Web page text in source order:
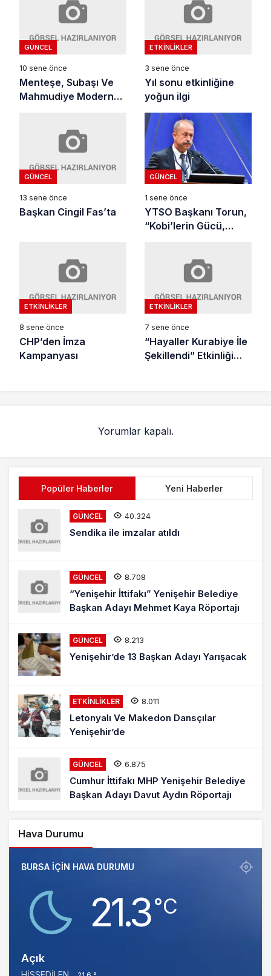
GÜNCEL
10 sene önce
Menteşe, Subaşı Ve
Mahmudiye Modern
ETKINLIKLER
3 sene önce
Yıl sonu etkinliğine
yoğun ilgi
GÜNCEL
13 sene önce
Başkan Cingil Fas’ta
GÜNCEL
1 sene önce
YTSO Başkanı Torun,
“Kobi’lerin Gücü,
ETKINLIKLER
8 sene önce
CHP’den İmza
Kampanyası
ETKINLIKLER
7 sene önce
“Hayaller Kurabiye İle
Şekillendi” Etkinliği
Yorumlar kapalı.
Popüler Haberler Yeni Haberler
GÜNCEL 40.324
Sendika ile imzalar atıldı
GÜNCEL 8.708
“Yenişehir İttifakı” Yenişehir Belediye
Başkan Adayı Mehmet Kaya Röportajı
GÜNCEL 8.213
Yenişehir’de 13 Başkan Adayı Yarışacak
ETKINLIKLER 8.011
Letonyalı Ve Makedon Dansçılar
Yenişehir’de
GÜNCEL 6.875
Cumhur İttifakı MHP Yenişehir Belediye
Başkan Adayı Davut Aydın Röportajı
Hava Durumu
BURSA IÇIN HAVA DURUMU
21.3‎°C
Açık